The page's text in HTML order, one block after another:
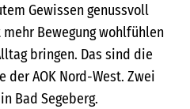
Gewissen genussvoll
Bewegung wohlfühlen
bringen. Das sind die
der AOK Nord-West. Zwei
Bad Segeberg.